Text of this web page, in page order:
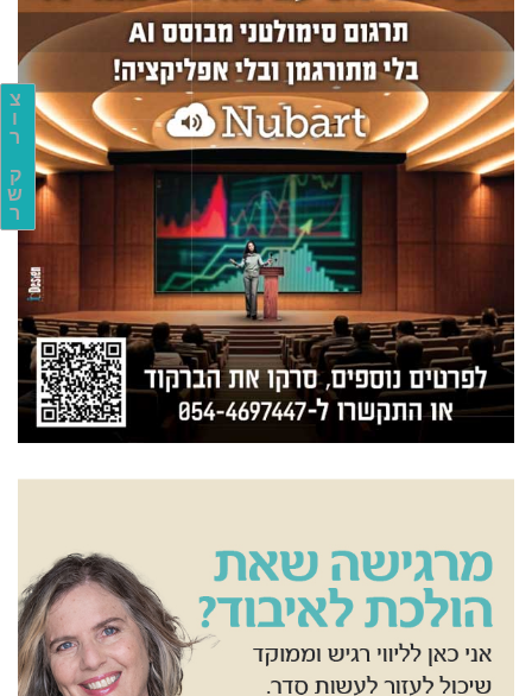
צ
ו
ר
ק
ש
ר